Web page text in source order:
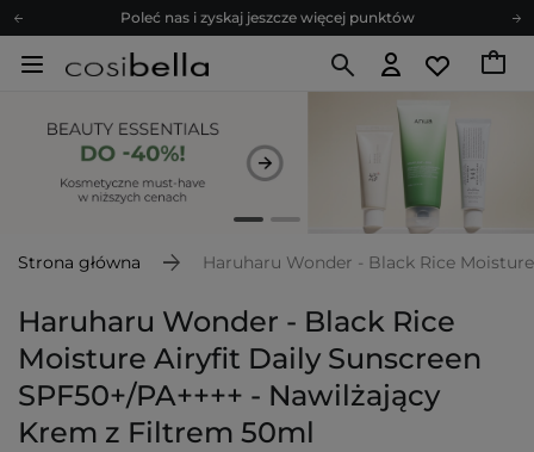
Poleć nas i zyskaj jeszcze więcej punktów
Zapisz się na newsletter pełen porad
Z nami to możliwe! Realizacja zamówienia do 24h.
Poleć nas i zyskaj jeszcze więcej punktów
Zapisz się na newsletter pełen porad
Strona główna Haruharu Wonder - Black Rice
Haruharu Wonder - Black Rice
Moisture Airyfit Daily Sunscreen
SPF50+/PA++++ - Nawilżający
Krem z Filtrem 50ml